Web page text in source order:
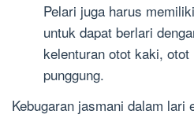
Pelari juga harus
untuk dapat berlari
kelenturan otot kaki,
punggung.
Kebugaran jasmani dalam lari